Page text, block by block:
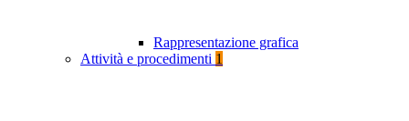
Rappresentazione grafica
Attività e procedimenti 1